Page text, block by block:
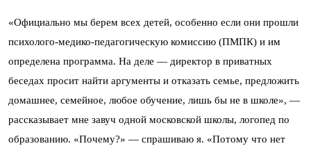
«Официально мы берем всех детей, особенно если они прошли
психолого-медико-педагогическую комиссию (ПМПК) и им
определена программа. На деле — директор в приватных
беседах просит найти аргументы и отказать семье, предложить
домашнее, семейное, любое обучение, лишь бы не в школе», —
рассказывает мне завуч одной московской школы, логопед по
образованию. «Почему?» — спрашиваю я. «Потому что нет